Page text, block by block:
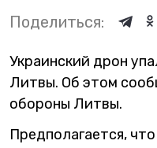
Поделиться:
Украинский дрон
Литвы. Об этом
обороны Литвы.
Предполагается,